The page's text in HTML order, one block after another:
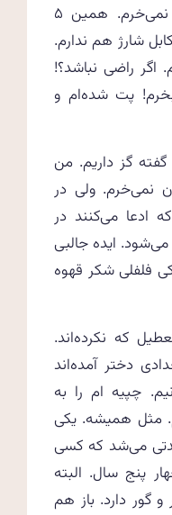
خرجم بالا رفته. دیگر شارژر نمی‌خرم. همین ۵
شارژ هم ندارم.
اگر راضی نباشد؟!
پت شده‌ام و
گز داریم. من
نمی‌خرم. ولی در
ادعا می‌کنند در
ایده جالبی
فلفلی شکر قهوه
که نکرده‌اند.
دختر آمده‌اند
چپیه ام را به
مثل همیشه. یکی
می‌شد که کسی
پنج سال. البته
گور دارد. باز هم